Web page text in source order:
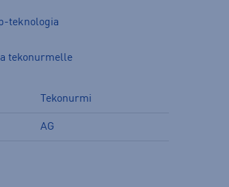
teknologia
tekonurmelle
Tekonurmi
AG